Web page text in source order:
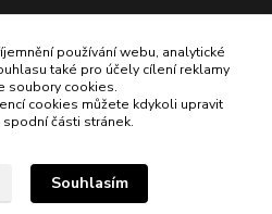
používání webu, analytické
také pro účely cílení reklamy
soubory cookies.
cookies můžete kdykoli upravit
části stránek.
Souhlasím